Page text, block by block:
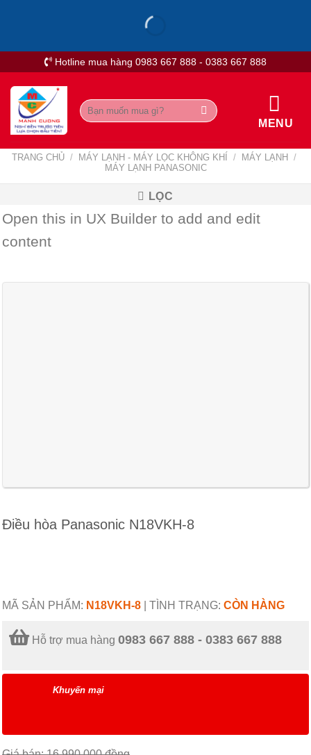
Hotline mua hàng 0983 667 888 - 0383 667 888
Tìm
kiếm:
MENU
TRANG CHỦ / MÁY LẠNH - MÁY LỌC KHÔNG KHÍ / MÁY LẠNH
/
MÁY LẠNH PANASONIC
LỌC
Open this in UX Builder to add and edit
content
Điều hòa Panasonic N18VKH-8
MÃ SẢN PHẨM: N18VKH-8 TÌNH TRẠNG: CÒN HÀNG
Hỗ trợ mua hàng 0983 667 888 - 0383 667 888
Khuyến mại